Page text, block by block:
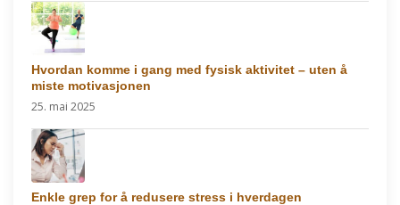
Hvordan komme i gang med fysisk aktivitet – uten å
miste motivasjonen
25. mai 2025
Enkle grep for å redusere stress i hverdagen